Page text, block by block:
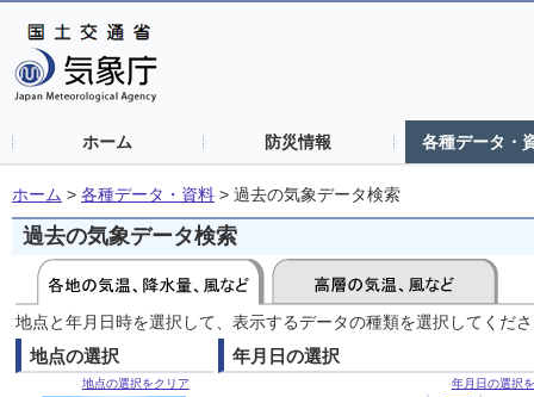
ホーム 防災情報 各種データ・
ホーム > 各種データ・資料 > 過去の気象データ検索
過去の気象データ検索
地点と年月日時を選択して、表示するデータの種類を選択してくだ
地点の選択
地点の選択をクリア
年月日の選択
年月日の選択